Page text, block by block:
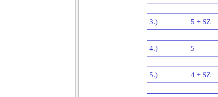
3.) 5 + SZ
4.) 5
5.) 4 + SZ